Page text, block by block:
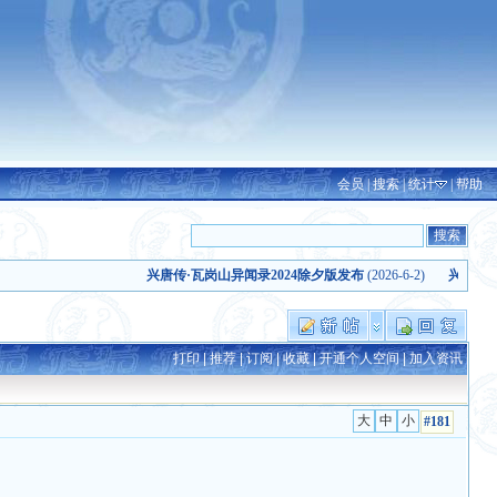
会员|搜索|统计 |帮助
兴唐传·瓦岗山异闻录2024除夕版发布(2026-6-2) 兴唐传·瓦岗
打印|推荐|订阅|收藏|开通个人空间|加入资讯
#181